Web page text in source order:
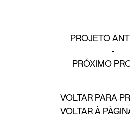
PROJETO
PRÓXIMO
VOLTAR PARA
VOLTAR À